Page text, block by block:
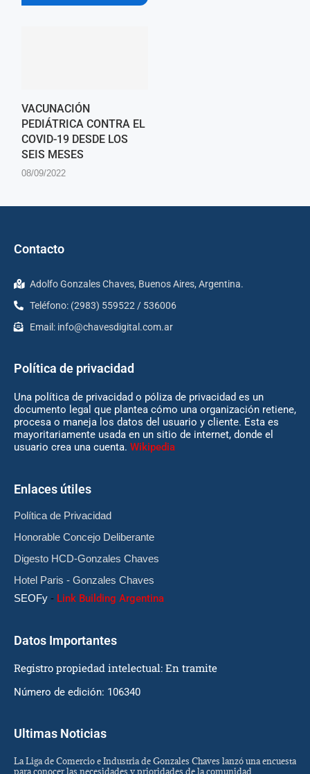
VACUNACIÓN
PEDIÁTRICA CONTRA EL
COVID-19 DESDE LOS
SEIS MESES
08/09/2022
Contacto
Adolfo Gonzales Chaves, Buenos Aires, Argentina.
Teléfono: (2983) 559522 / 536006
Email: info@chavesdigital.com.ar
Política de privacidad
Una política de privacidad o póliza de privacidad es un
documento legal que plantea cómo una organización retiene,
procesa o maneja los datos del usuario y cliente. Esta es
mayoritariamente usada en un sitio de internet, donde el
usuario crea una cuenta. Wikipedia
Enlaces útiles
Política de Privacidad
Honorable Concejo Deliberante
Digesto HCD-Gonzales Chaves
Hotel Paris - Gonzales Chaves
SEOFy - Link Building Argentina
Datos Importantes
Registro propiedad intelectual: En tramite
Número de edición: 106340
Ultimas Noticias
La Liga de Comercio e Industria de Gonzales Chaves lanzó una encuesta
para conocer las necesidades y prioridades de la comunidad